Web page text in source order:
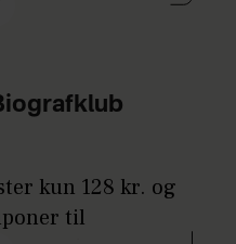
pris på 10
et erfarent
kun 128 kr. og
til